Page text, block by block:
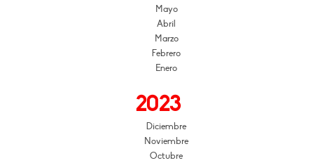
Mayo
Abril
Marzo
Febrero
Enero
2023
Diciembre
Noviembre
Octubre